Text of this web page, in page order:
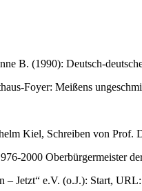
B. (1990): Deutsch-
Foyer: Meißens
Kiel, Schreiben von Prof.
2000 Oberbürgermeister
– Jetzt“ e.V. (o.J.): Start,